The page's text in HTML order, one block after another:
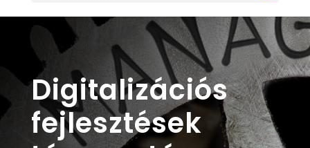
Digitalizációs
fejlesztések